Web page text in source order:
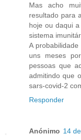
Mas acho
resultado para
hoje ou daqui
sistema
A
uns meses
pessoas que
admitindo que
sars-covid-2
Responder
Anónimo 14